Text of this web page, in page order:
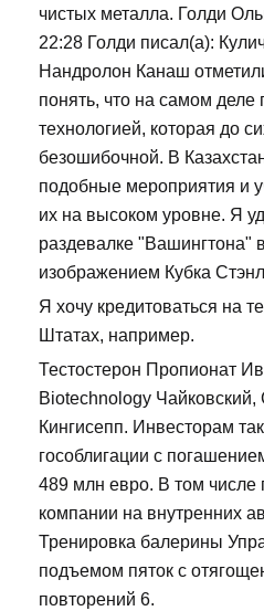
чистых металла. Голди
22:28 Голди писал(а):
Нандролон Канаш
понять, что на самом деле
технологией, которая до
безошибочной. В
подобные мероприятия и
их на высоком уровне. Я
раздевалке "Вашингтона"
изображением Кубка
Я хочу кредитоваться на
Штатах, например.
Тестостерон Пропионат
Biotechnology
Кингисепп. Инвесторам
гособлигации с
489 млн евро. В том числе
компании на внутренних
Тренировка балерины
подъемом пяток с
повторений 6.